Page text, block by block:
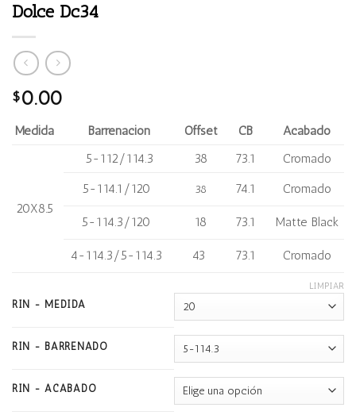
Dolce Dc34
$0.00
Medida Barrenación Offset CB Acabado
20X8.5
5-112/114.3 38 73.1
Cromado
5-114.1/120
38 74.1 Cromado
5-114.3/120 18 73.1 Matte Black
4-114.3/5-114.3 43 73.1 Cromado
RIN - MEDIDA
RIN - BARRENADO
RIN - ACABADO
LIMPIAR